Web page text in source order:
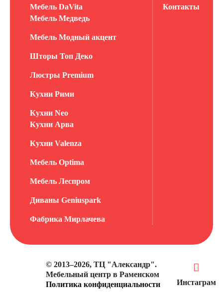
Мебель DaVita
Мебель Медведь
Мебель Модный акцент
Шторы Топ Деко
Люстры Premium
Кухни Рими
Кухни Neo
Кухни Арва
Кухни Valenza
Мебель Optima
Мебель Леспром
Диваны Geniuspark
Фабрика Мирлачева
Контакты
© 2013–2026, ТЦ "Александр".
Мебельный центр в Раменском
Политика конфиденциальности
Инстаграм